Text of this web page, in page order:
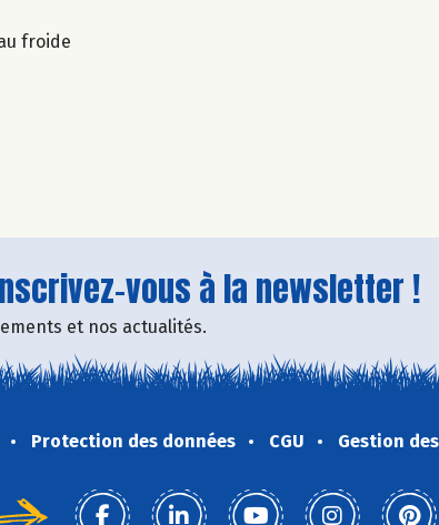
froide
vous à la newsletter !
et nos actualités.
Protection des données CGU Gestion